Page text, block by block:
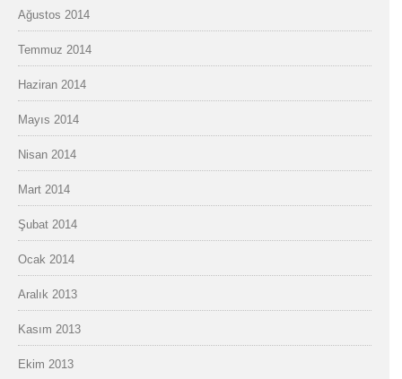
Ağustos 2014
Temmuz 2014
Haziran 2014
Mayıs 2014
Nisan 2014
Mart 2014
Şubat 2014
Ocak 2014
Aralık 2013
Kasım 2013
Ekim 2013